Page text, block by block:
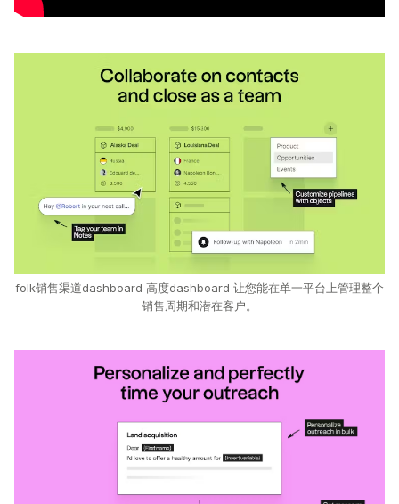
folk销售渠道dashboard 高度dashboard 让您能在单一平台上管理整个
销售周期和潜在客户。